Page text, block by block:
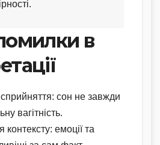
в
сон не завжди
вагітність.
контексту: емоції та